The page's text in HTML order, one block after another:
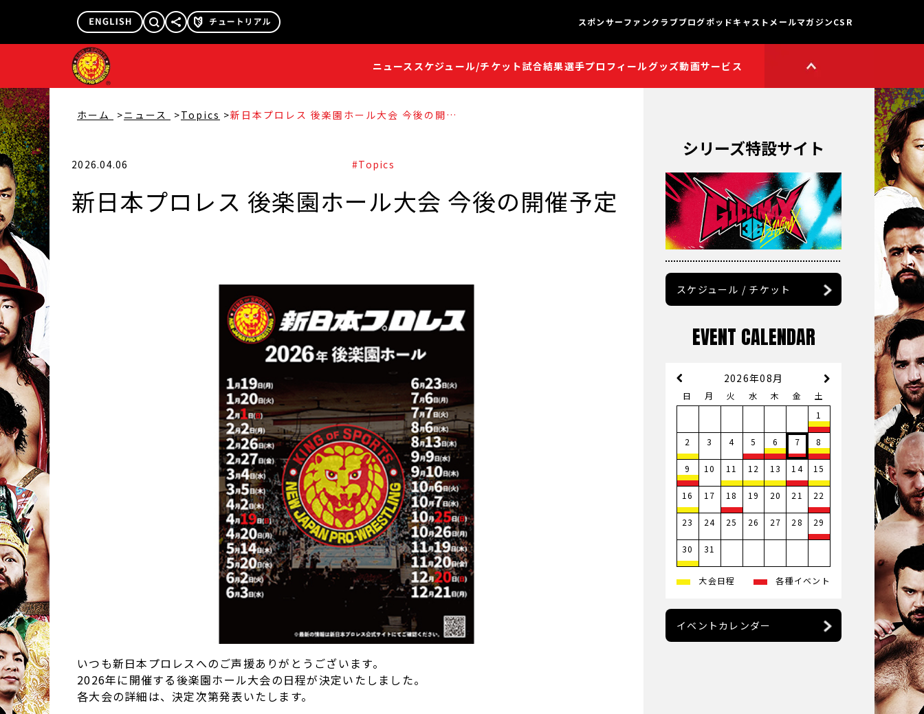
ニュース スケジュール/チケット試合結果選手プロフィールグッズ動画サービス
獣神サンダー・ライガー
矢野通プロデュース!!
スイーツ真壁チャンネル
聖帝タイチのゲーム実況
チャンネル
鷹木信悟ちゃんねる
オーカーンチャンネル
スポンサーファンクラブブログポッドキャスト メールマガジンCSR
ホーム ニュース Topics 新日本プロレス 後楽園ホール大会 今後の開催
2026.04.06 #Topics
新日本プロレス 後楽園ホール大会 今後の開催予定
いつも新日本プロレスへのご声援ありがとうございます。
2026年に開催する後楽園ホール大会の日程が決定いたしました。
各大会の詳細は、決定次第発表いたします。
シリーズ特設サイト
スケジュール / チケット
EVENT CALENDAR
2026年08月
日 月 火 水 木 金
土
1
2 3 4 5 6 7 8
9 10 11 12 13 14 15
16 17 18 19 20 21 22
23 24 25 26 27 28 29
30 31
大会日程 各種イベント
イベントカレンダー